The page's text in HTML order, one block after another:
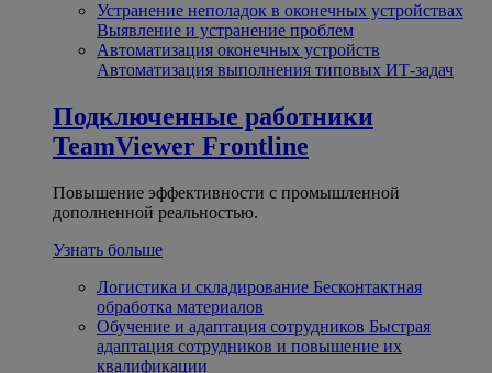
Устранение неполадок в оконечных устройствах
Выявление и устранение проблем
Автоматизация оконечных устройств
Автоматизация выполнения типовых ИТ-задач
Подключенные работники
TeamViewer Frontline
Повышение эффективности с промышленной
дополненной реальностью.
Узнать больше
Логистика и складирование Бесконтактная
обработка материалов
Обучение и адаптация сотрудников Быстрая
адаптация сотрудников и повышение их
квалификации